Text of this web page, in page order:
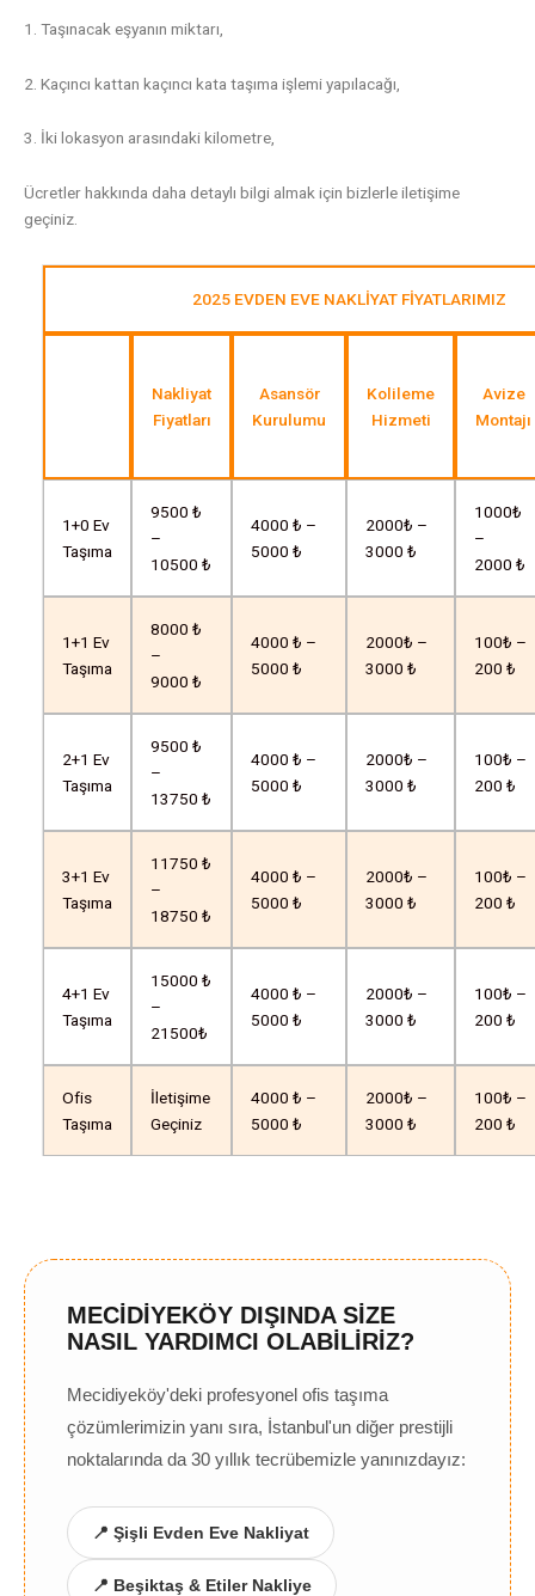
1. Taşınacak eşyanın miktarı,
2. Kaçıncı kattan kaçıncı kata taşıma işlemi yapılacağı,
3. İki lokasyon arasındaki kilometre,
Ücretler hakkında daha detaylı bilgi almak için bizlerle iletişime
geçiniz.
2025 EVDEN EVE NAKLİYAT FİYATLARIMIZ
Nakliyat
Fiyatları
Asansör
Kurulumu
Kolileme
Hizmeti
Avize
Montajı
1+0 Ev
Taşıma
9500 ₺
–
10500 ₺
4000 ₺ –
5000 ₺
2000₺ –
3000 ₺
1000₺
–
2000 ₺
1+1 Ev
Taşıma
8000 ₺
–
9000 ₺
4000 ₺ –
5000 ₺
2000₺ –
3000 ₺
100₺ –
200 ₺
2+1 Ev
Taşıma
9500 ₺
–
13750 ₺
4000 ₺ –
5000 ₺
2000₺ –
3000 ₺
100₺ –
200 ₺
3+1 Ev
Taşıma
11750 ₺
–
18750 ₺
4000 ₺ –
5000 ₺
2000₺ –
3000 ₺
100₺ –
200 ₺
4+1 Ev
Taşıma
15000 ₺
–
21500₺
4000 ₺ –
5000 ₺
2000₺ –
3000 ₺
100₺ –
200 ₺
Ofis
Taşıma
İletişime
Geçiniz
4000 ₺ –
5000 ₺
2000₺ –
3000 ₺
100₺ –
200 ₺
MECİDİYEKÖY DIŞINDA SİZE
NASIL YARDIMCI OLABİLİRİZ?
Mecidiyeköy'deki profesyonel ofis taşıma
çözümlerimizin yanı sıra, İstanbul'un diğer prestijli
noktalarında da 30 yıllık tecrübemizle yanınızdayız:
📍 Şişli Evden Eve Nakliyat
📍 Beşiktaş & Etiler Nakliye